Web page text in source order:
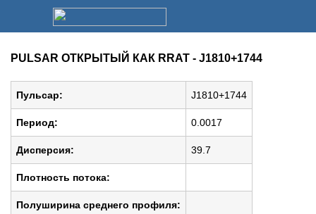
PULSAR ОТКРЫТЫЙ КАК RRAT - J1810+1744
Пульсар: J1810+1744
Период: 0.0017
Дисперсия: 39.7
Плотность потока:
Полуширина среднего профиля: